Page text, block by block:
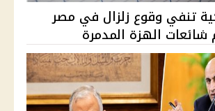
تنفي وقوع زلزال في مصر
الهزة المدمرة